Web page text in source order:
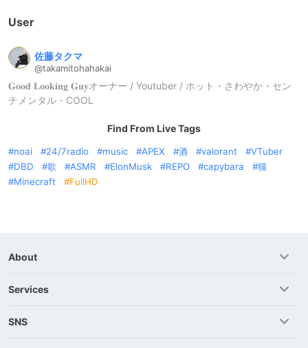
User
佐藤タクマ
@takamitohahakai
𝐆𝐨𝐨𝐝 𝐋𝐨𝐨𝐤𝐢𝐧𝐠 𝐆𝐮𝐲オーナー / Youtuber / ホット・さわやか・セン
チメンタル・COOL
Find From Live Tags
noai 24/7radio music APEX 酒 valorant
VTuber
DBD
歌 ASMR ElonMusk REPO capybara
猫
Minecraft
FullHD
About
Services
SNS